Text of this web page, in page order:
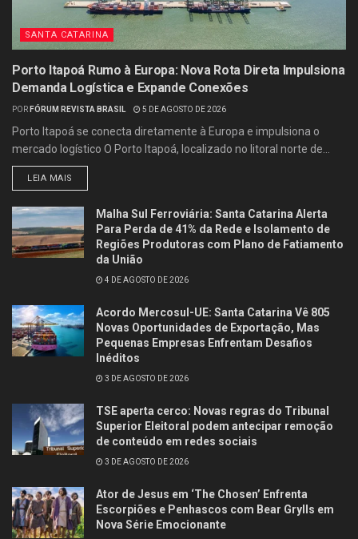
SANTA CATARINA
Porto Itapoá Rumo à Europa: Nova Rota Direta Impulsiona
Demanda Logística e Expande Conexões
POR FÓRUM REVISTA BRASIL 5 DE AGOSTO DE 2026
Porto Itapoá se conecta diretamente à Europa e impulsiona o
mercado logístico O Porto Itapoá, localizado no litoral norte de...
LEIA MAIS
Malha Sul Ferroviária: Santa Catarina Alerta
Para Perda de 41% da Rede e Isolamento de
Regiões Produtoras com Plano de Fatiamento
da União
4 DE AGOSTO DE 2026
Acordo Mercosul-UE: Santa Catarina Vê 805
Novas Oportunidades de Exportação, Mas
Pequenas Empresas Enfrentam Desafios
Inéditos
3 DE AGOSTO DE 2026
TSE aperta cerco: Novas regras do Tribunal
Superior Eleitoral podem antecipar remoção
de conteúdo em redes sociais
3 DE AGOSTO DE 2026
Ator de Jesus em ‘The Chosen’ Enfrenta
Escorpiões e Penhascos com Bear Grylls em
Nova Série Emocionante